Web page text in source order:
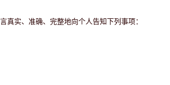
实、准确、完整地向个人告知下列事项：